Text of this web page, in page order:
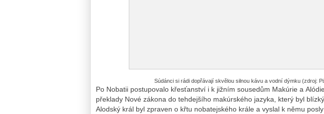
Súdánci si rádi dopřávají skvělou silnou kávu a vodní dýmku (zdroj:
Po Nobatii postupovalo křesťanství i k jižním sousedům Makúrie a
překlady Nové zákona do tehdejšího makúrského jazyka, který byl
Alodský král byl zpraven o křtu nobatejského krále a vyslal k němu